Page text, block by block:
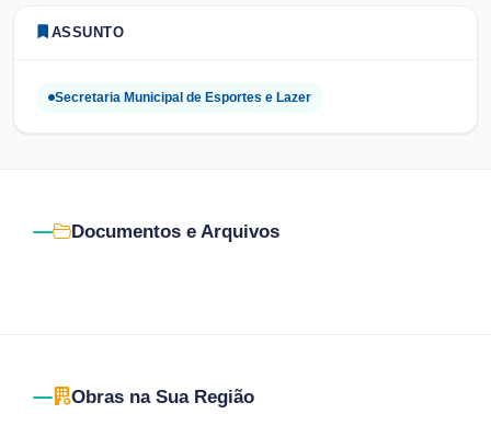
ASSUNTO
Secretaria Municipal de Esportes e Lazer
Documentos e Arquivos
Obras na Sua Região